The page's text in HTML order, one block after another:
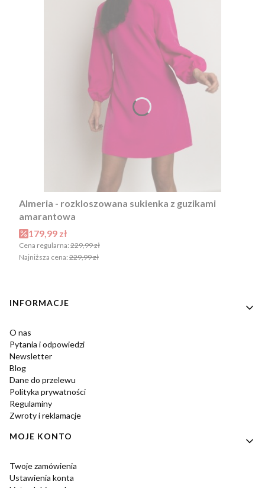
Almeria - rozkloszowana sukienka z guzikami
amarantowa
Cena promocyjna
179,99 zł
Cena regularna: 229,99 zł
Najniższa cena: 229,99 zł
Linki w stopce
INFORMACJE
O nas
Pytania i odpowiedzi
Newsletter
Blog
Dane do przelewu
Polityka prywatności
Regulaminy
Zwroty i reklamacje
MOJE KONTO
Twoje zamówienia
Ustawienia konta